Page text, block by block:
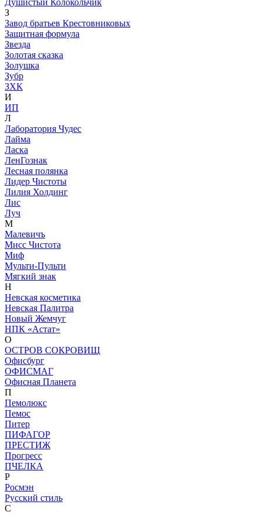
Душистый Колокольчик
З
Завод братьев Крестовниковых
Защитная формула
Звезда
Золотая сказка
Золушка
Зубр
ЗХК
И
ИП
Л
Лаборатория Чудес
Лайма
Ласка
ЛенГознак
Лесная полянка
Лидер Чистоты
Лилия Холдинг
Лис
Луч
М
Малевичъ
Мисс Чистота
Миф
Мульти-Пульти
Мягкий знак
Н
Невская косметика
Невская Палитра
Новый Жемчуг
НПК «Астат»
О
ОСТРОВ СОКРОВИЩ
Офисбург
ОФИСМАГ
Офисная Планета
П
Пемолюкс
Пемос
Питер
ПИФАГОР
ПРЕСТИЖ
Прогресс
ПЧЕЛКА
Р
Росмэн
Русский стиль
С